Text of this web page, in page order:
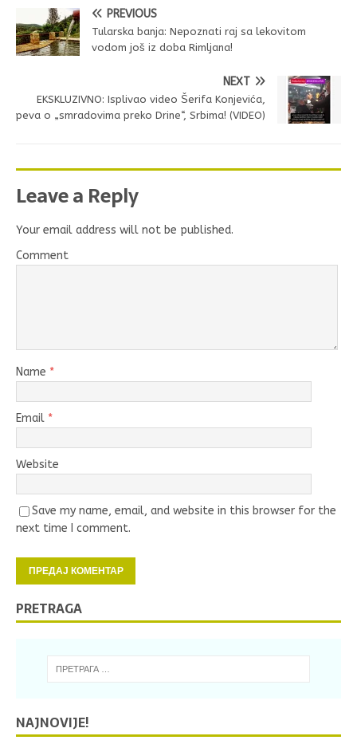
PREVIOUS
Tularska banja: Nepoznati raj sa lekovitom
vodom još iz doba Rimljana!
NEXT
EKSKLUZIVNO: Isplivao video Šerifa Konjevića,
peva o „smradovima preko Drine“, Srbima! (VIDEO)
Leave a Reply
Your email address will not be published.
Comment
Name *
Email *
Website
Save my name, email, and website in this browser for the
next time I comment.
PRETRAGA
NAJNOVIJE!